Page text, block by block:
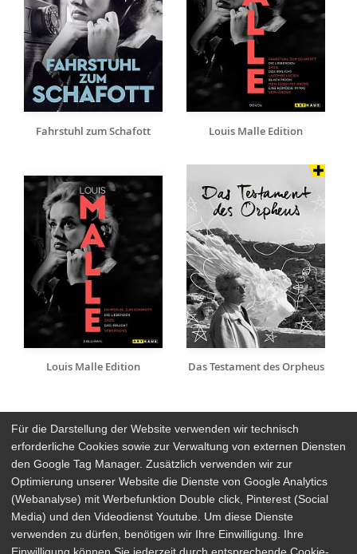
Fahrstuhl zum Schafott Louis Malle Edition
Louis Malle Edition Das Testament des Orpheus
Arthaus Stores
Social Media
Detailsuche Impressum
Für die Darstellung der Website verwenden wir technisch
erforderliche Cookies sowie zur Verwaltung von externen Diensten
den Google Tag Manager. Zusätzlich verwenden wir zur
Optimierung unserer Website die Dienste von Google Analytics
(Webanalyse) mit Werbefunktion Double click, Pinterest (Social
Media) und den Videodienst Youtube. Um diese Dienste
verwenden zu dürfen, benötigen wir Ihre Einwilligung. Ihre